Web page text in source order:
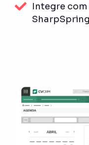
Integre com
SharpSpring